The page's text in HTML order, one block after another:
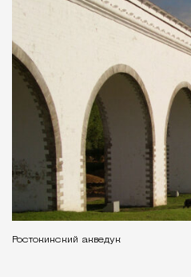
Ростокинский акведук